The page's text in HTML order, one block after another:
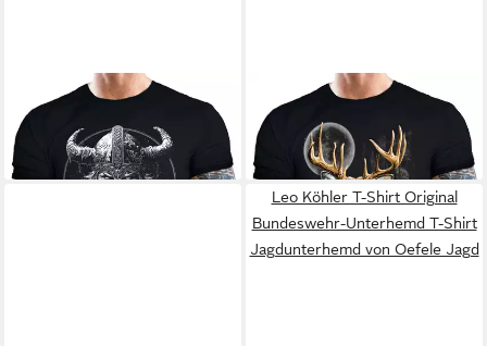
LOBO NEGRO®T-Shirt für
Wikinger Nordmann Keltic
Fans: X-King
24,95 €
LOBO NEGRO®T-Shirt für
Jäger: Auf der Pirsch nach
dem Hirsch
24,95 €
Leo Köhler T-Shirt Original
Bundeswehr-Unterhemd T-Shirt
Jagdunterhemd von Oefele Jagd